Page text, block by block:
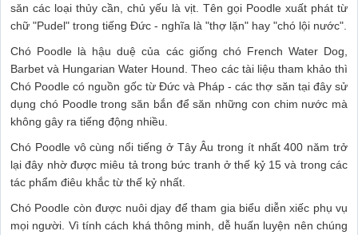
săn các loại thủy cần, chủ yếu là vịt. Tên gọi Poodle xuất phát từ
chữ "Pudel" trong tiếng Đức - nghĩa là "thợ lặn" hay "chó lội nước".
Chó Poodle là hậu duệ của các giống chó French Water Dog,
Barbet và Hungarian Water Hound. Theo các tài liệu tham khảo thì
Chó Poodle có nguồn gốc từ Đức và Pháp - các thợ săn tại đây sử
dụng chó Poodle trong săn bắn để săn những con chim nước mà
không gây ra tiếng động nhiều.
Chó Poodle vô cùng nổi tiếng ở Tây Âu trong ít nhất 400 năm trở
lại đây nhờ được miêu tả trong bức tranh ở thế kỷ 15 và trong các
tác phẩm điêu khắc từ thế kỷ nhất.
Chó Poodle còn được nuôi djay để tham gia biểu diễn xiếc phụ vụ
mọi người. Vì tính cách khá thông minh, dễ huấn luyện nên chúng